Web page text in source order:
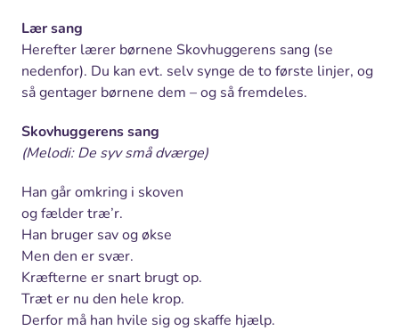
Lær sang
Herefter lærer børnene Skovhuggerens sang (se
nedenfor). Du kan evt. selv synge de to første linjer, og
så gentager børnene dem – og så fremdeles.
Skovhuggerens sang
(Melodi: De syv små dværge)
Han går omkring i skoven
og fælder træ’r.
Han bruger sav og økse
Men den er svær.
Kræfterne er snart brugt op.
Træt er nu den hele krop.
Derfor må han hvile sig og skaffe hjælp.